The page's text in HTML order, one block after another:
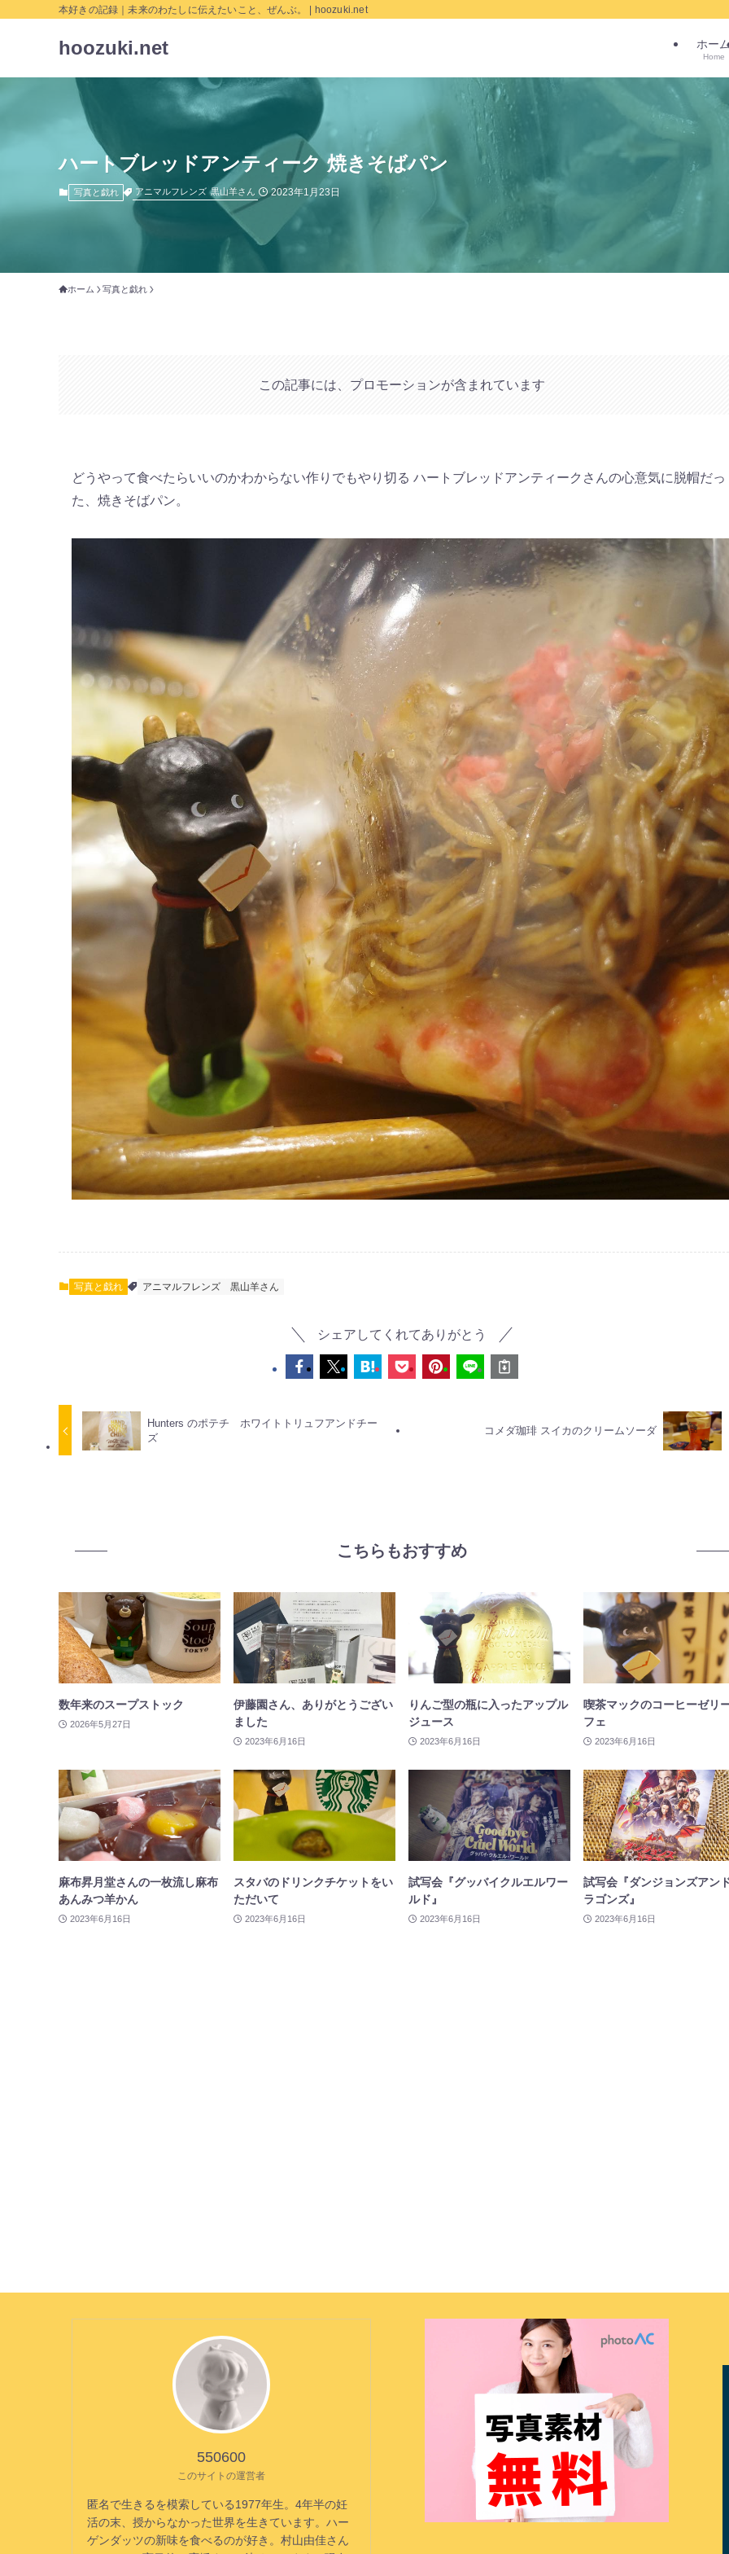
本好きの記録｜未来のわたしに伝えたいこと、ぜんぶ。 | hoozuki.net
hoozuki.net ホー
Home
ハートブレッドアンティーク 焼きそばパン
写真と戯れ アニマルフレンズ 黒山羊さん 2023年1月23日
ホーム 写真と戯れ
この記事には、プロモーションが含まれています
どうやって食べたらいいのかわからない作りでもやり切る ハートブレッドアンティークさんの心意気に脱帽だっ
た、焼きそばパン。
写真と戯れ アニマルフレンズ 黒山羊さん
シェアしてくれてありがとう
Hunters のポテチ ホワイトトリュフアンドチー
ズ
コメダ珈琲 スイカのクリームソーダ
こちらもおすすめ
数年来のスープストック
2026年5月27日
伊藤園さん、ありがとうござい
ました
2023年6月16日
りんご型の瓶に入ったアップル
ジュース
2023年6月16日
喫茶マックのコーヒーゼリ
フェ
2023年6月16日
麻布昇月堂さんの一枚流し麻布
あんみつ羊かん
2023年6月16日
スタバのドリンクチケットをい
ただいて
2023年6月16日
試写会『グッバイクルエルワー
ルド』
2023年6月16日
試写会『ダンジョンズアン
ラゴンズ』
2023年6月16日
550600
このサイトの運営者
匿名で生きるを模索している1977年生。4年半の妊
活の末、授からなかった世界を生きています。ハー
ゲンダッツの新味を食べるのが好き。村山由佳さん